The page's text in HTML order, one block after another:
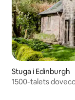
Stuga i Edinburgh
1500-talets